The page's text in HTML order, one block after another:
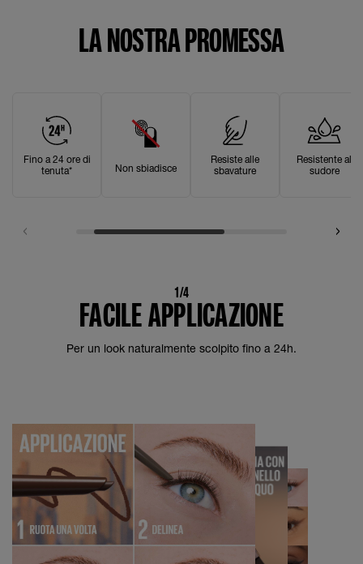
LA NOSTRA PROMESSA
Fino a 24 ore di
tenuta*
Non sbiadisce
Resiste alle
sbavature
Resistente al
sudore​
1/4
FACILE APPLICAZIONE
Per un look naturalmente scolpito fino a 24h.